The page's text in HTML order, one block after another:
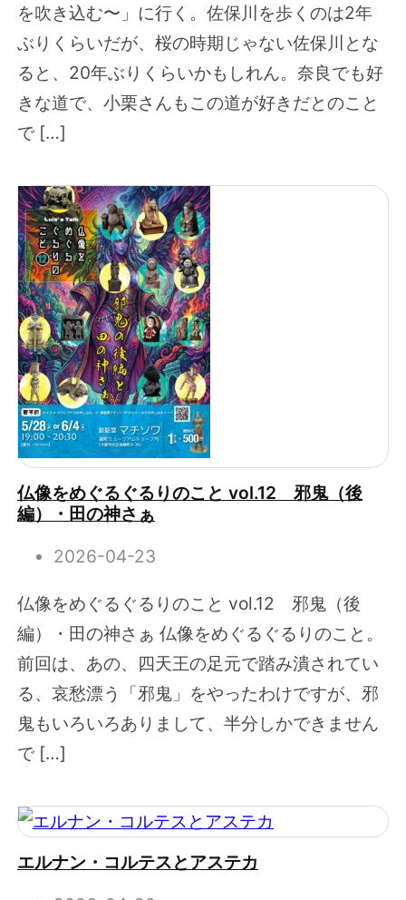
を吹き込む〜」に行く。佐保川を歩くのは2年
ぶりくらいだが、桜の時期じゃない佐保川とな
ると、20年ぶりくらいかもしれん。奈良でも好
きな道で、小栗さんもこの道が好きだとのこと
で […]
仏像をめぐるぐるりのこと vol.12 邪鬼（後
編）・田の神さぁ
2026-04-23
仏像をめぐるぐるりのこと vol.12 邪鬼（後
編）・田の神さぁ 仏像をめぐるぐるりのこと。
前回は、あの、四天王の足元で踏み潰されてい
る、哀愁漂う「邪鬼」をやったわけですが、邪
鬼もいろいろありまして、半分しかできません
で […]
エルナン・コルテスとアステカ